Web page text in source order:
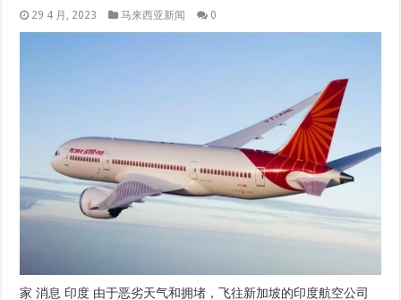
29 4 月, 2023 马来西亚新闻 0
家 消息 印度 由于恶劣天气和拥堵，飞往新加坡的印度航空公司